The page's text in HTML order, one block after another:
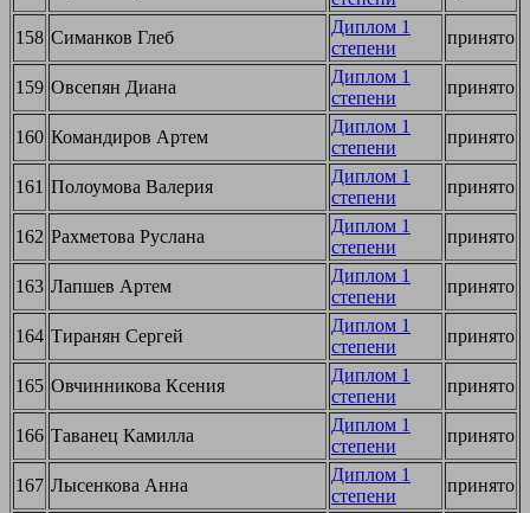
158 Симанков Глеб
Диплом 1
степени
принято
159 Овсепян Диана
Диплом 1
степени
принято
160 Командиров Артем
Диплом 1
степени
принято
161 Полоумова Валерия
Диплом 1
степени
принято
162 Рахметова Руслана
Диплом 1
степени
принято
163 Лапшев Артем
Диплом 1
степени
принято
164 Тиранян Сергей
Диплом 1
степени
принято
165 Овчинникова Ксения
Диплом 1
степени
принято
166 Таванец Камилла
Диплом 1
степени
принято
167 Лысенкова Анна
Диплом 1
степени
принято